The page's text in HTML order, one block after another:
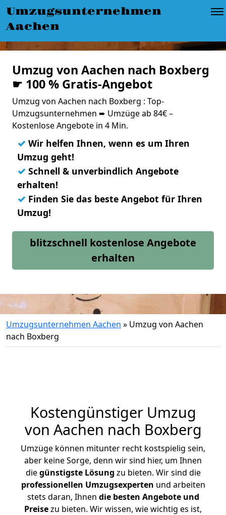
Umzugsunternehmen
Aachen
Umzug von Aachen nach Boxberg
☛ 100 % Gratis-Angebot
Umzug von Aachen nach Boxberg : Top-
Umzugsunternehmen ➨ Umzüge ab 84€ –
Kostenlose Angebote in 4 Min.
✓ Wir helfen Ihnen, wenn es um Ihren
Umzug geht!
✓ Schnell & unverbindlich Angebote
erhalten!
✓ Finden Sie das beste Angebot für Ihren
Umzug!
blitzschnell kostenlose Angebote
erhalten
Umzugsunternehmen Aachen » Umzug von Aachen
nach Boxberg
Kostengünstiger Umzug
von Aachen nach Boxberg
Umzüge können mitunter recht kostspielig sein,
aber keine Sorge, denn wir sind hier, um Ihnen
diegünstigste Lösung zu bieten. Wir sind die
professionellen Umzugsexperten und arbeiten
stets daran, Ihnen die besten Angebote und
Preisezu bieten. Wir wissen, wie wichtig es ist,